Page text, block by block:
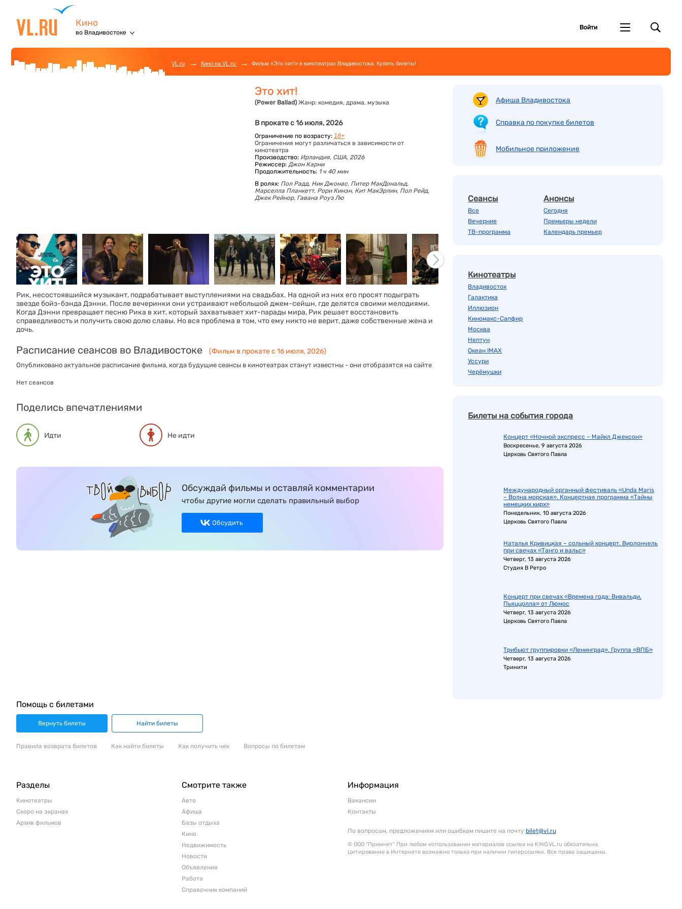
Кино
во Владивостоке
Войти
VL.ru → Кино на VL.ru → Фильм «Это хит!» в кинотеатрах Владивостока. Купить билеты!
Это хит!
(Power Ballad) Жанр: комедия, драма, музыка
В прокате с 16 июля, 2026
Ограничение по возрасту: 18+
Ограничения могут различаться в зависимости от
кинотеатра
Производство: Ирландия, США, 2026
Режиссер: Джон Карни
Продолжительность: 1 ч 40 мин
В ролях: Пол Радд, Ник Джонас, Питер МакДональд,
Марселла Планкетт, Рори Кинэн, Кит МакЭрлин, Пол Рейд,
Джек Рейнор, Гавана Роуз Лю
Рик, несостоявшийся музыкант, подрабатывает выступлениями на свадьбах. На одной из них его просят подыграть
звезде бойз-бэнда Дэнни. После вечеринки они устраивают небольшой джем-сейшн, где делятся своими мелодиями.
Когда Дэнни превращает песню Рика в хит, который захватывает хит-парады мира, Рик решает восстановить
справедливость и получить свою долю славы. Но вся проблема в том, что ему никто не верит, даже собственные жена и
дочь.
Расписание сеансов во Владивостоке (Фильм в прокате с 16 июля, 2026)
Опубликовано актуальное расписание фильма, когда будущие сеансы в кинотеатрах станут известны - они отобразятся на сайте
Нет сеансов
Поделись впечатлениями
Идти Не идти
Обсуждай фильмы и оставляй комментарии
чтобы другие могли сделать правильный выбор
Обсудить
Афиша Владивостока
Справка по покупке билетов
Мобильное приложение
Сеансы
Все
Вечерние
ТВ-программа
Анонсы
Сегодня
Премьеры недели
Календарь премьер
Кинотеатры
Владивосток
Галактика
Иллюзион
Киномакс-Сапфир
Москва
Нептун
Океан IMAX
Уссури
Черёмушки
Билеты на события города
Концерт «Ночной экспресс – Майкл Джексон»
Воскресенье, 9 августа 2026
Церковь Святого Павла
Международный органный фестиваль «Unda Maris
– Волна морская». Концертная программа «Тайны
немецких кирх»
Понедельник, 10 августа 2026
Церковь Святого Павла
Наталья Кривицкая – сольный концерт. Виолончель
при свечах «Танго и вальс»
Четверг, 13 августа 2026
Студия В Ретро
Концерт при свечах «Времена года: Вивальди,
Пьяццолла» от Люмос
Четверг, 13 августа 2026
Церковь Святого Павла
Трибьют группировки «Ленинград». Группа «ВПБ»
Четверг, 13 августа 2026
Тринити
Помощь с билетами
Вернуть билеты Найти билеты
Правила возврата билетов Как найти билеты Как получить чек Вопросы по билетам
Разделы
Кинотеатры
Скоро на экранах
Архив фильмов
Смотрите также
Авто
Афиша
Базы отдыха
Кино
Недвижимость
Новости
Объявления
Работа
Справочник компаний
Информация
Вакансии
Контакты
По вопросам, предложениям или ошибкам пишите на почту bilet@vl.ru
© ООО "Примнет" При любом использовании материалов ссылка на KINO.VL.ru обязательна.
Цитирование в Интернете возможно только при наличии гиперссылки. Все права защищены.